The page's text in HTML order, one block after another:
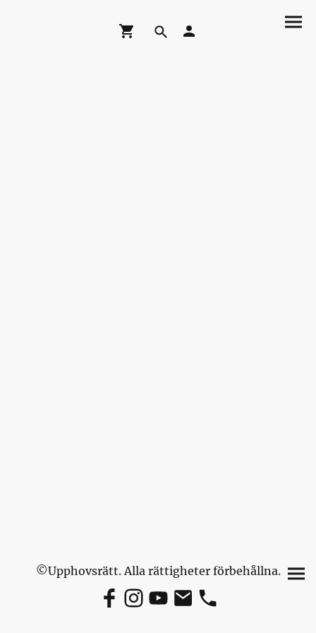
©Upphovsrätt. Alla rättigheter förbehållna.